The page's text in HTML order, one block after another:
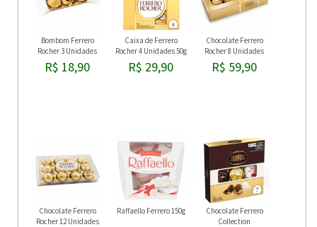
Bombom Ferrero
Rocher 3 Unidades
R$ 18,90
Caixa de Ferrero
Rocher 4 Unidades 50g
R$ 29,90
Chocolate Ferrero
Rocher 8 Unidades
R$ 59,90
Chocolate Ferrero
Rocher 12 Unidades
Raffaello Ferrero 150g
Chocolate Ferrero
Collection